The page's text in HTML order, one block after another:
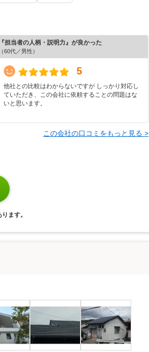
『担当者の人柄・説明力』が良かった
（60代／男性）
5
他社との比較はわからないですが しっかり対応し
ていただき、この会社に依頼することの問題はな
いと思います。
この会社の口コミをもっと見る >
ます。